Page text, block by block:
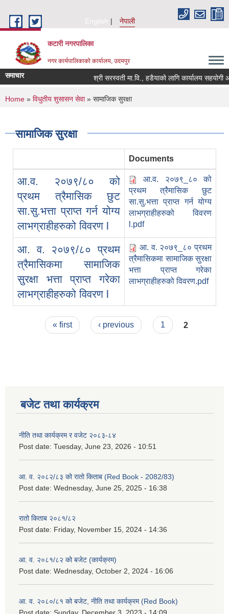
English
नेपाली
कटारी नगरपालिका
नगर कार्यपालिकाको कार्यालय, उदयपुर
समाचार श्री सरस्वती मा.वि., हडैयाको लागि कार्यालय सहयोगी
You are here
Home » विधुतीय शुसासन सेवा» सामाजिक सुरक्षा
सामाजिक सुरक्षा
Documents
आ.व. २०७९/८० को
प्रथम त्रैमासिक छुट
सा.सु.भ‍त्ता प्राप्त गर्न योग्य
लाभग्राहीहरुको विवरण l
आ.व. २०७९_८० को
प्रथम त्रैमासिक छुट
सा.सु.भ‍त्ता प्राप्त गर्न योग्य
लाभग्राहीहरुको विवरण
l.pdf
आ. व. २०७९/८० प्रथम
त्रैमासिकमा सामाजिक
सुरक्षा भत्ता प्राप्त गरेका
लाभग्राहीहरुको विवरण l
आ. व. २०७९_८० प्रथम
त्रैमासिकमा सामाजिक सुरक्षा
भत्ता प्राप्त गरेका
लाभग्राहीहरुको विवरण.pdf
Pages« first ‹ previous 1 2
बजेट तथा कार्यक्रम
नीति तथा कार्यक्रम र वजेट २०८३-८४
Post date: Tuesday, June 23, 2026 - 10:51
आ. व. २०८२/८३ को रातो किताब (Red Book - 2082/83)
Post date: Wednesday, June 25, 2025 - 16:38
रातो किताब २०८१/८२
Post date: Friday, November 15, 2024 - 14:36
आ. व. २०८१/८२ को बजेट (कार्यक्रम)
Post date: Wednesday, October 2, 2024 - 16:06
आ. व. २०८०/८१ को बजेट, नीति तथा कार्यक्रम (Red Book)